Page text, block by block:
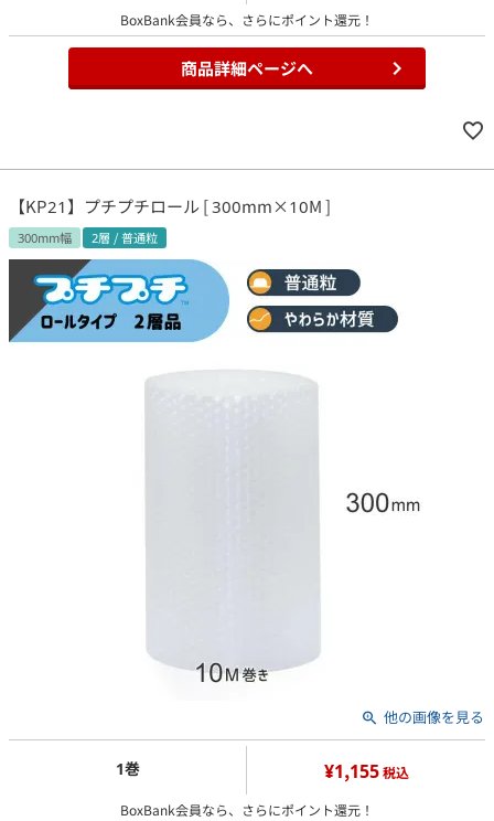
BoxBank会員なら、さらにポイント還元！
商品詳細ページへ
【KP21】プチプチロール [ 300mm×10M ]
300mm幅 2層 / 普通粒
他の画像を見る
1巻 ¥1,155 税込
BoxBank会員なら、さらにポイント還元！